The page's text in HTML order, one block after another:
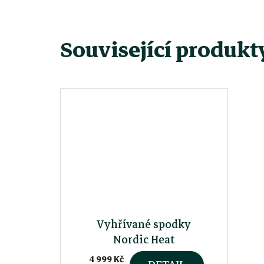
Související
Vyhřívané spodky
Nordic Heat
4 999 Kč